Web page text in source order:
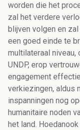
worden die het
zal het verdere
blijven volgen en
een goed einde te
multilateraal niveau,
UNDP, erop
engagement
verkiezingen, aldus
inspanningen nog
humanitaire noden
het land.